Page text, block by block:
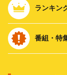
ランキン
番組・特